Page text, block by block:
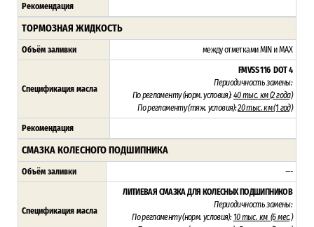
Рекомендация
ТОРМОЗНАЯ ЖИДКОСТЬ
Объём заливки между отметками MIN и MAX
Спецификация масла
FMVSS 116 DOT 4
Периодичность замены:
По регламенту (норм. условия):40 тыс. км (2 года)
По регламенту (тяж. условия):20 тыс. км (1 год)
Рекомендация
СМАЗКА КОЛЕСНОГО ПОДШИПНИКА
Объём заливки ---
Спецификация масла
ЛИТИЕВАЯ СМАЗКА ДЛЯ КОЛЕСНЫХ ПОДШИПНИКОВ
Периодичность замены:
По регламенту (норм. условия): 10 тыс. км (6 мес.)